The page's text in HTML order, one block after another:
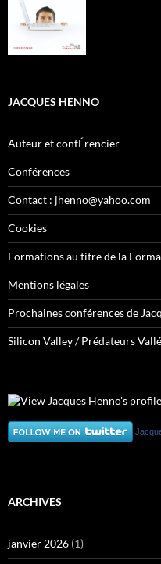
JACQUES HENNO
Auteur et confÉrencier
Conférences
Contact : jhenno@yahoo.com
Cookies
Formations au titre de la
Mentions légales
Prochaines conférences de
Silicon Valley / Prédateurs
ARCHIVES
janvier 2026 (1)